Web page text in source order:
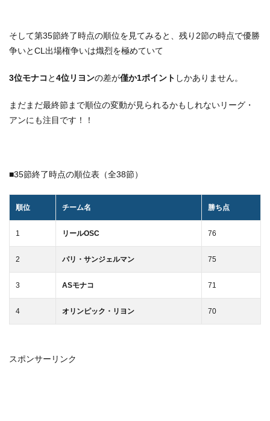
そして第35節終了時点の順位を見てみると、残り2節の時点で優勝
争いとCL出場権争いは熾烈を極めていて
3位モナコ と4位リヨンの差が僅か1ポイント しかありません。
まだまだ最終節まで順位の変動が見られるかもしれないリーグ・
アンにも注目です！！
■35節終了時点の順位表（全38節）
順位 チーム名 勝ち点
1 リールOSC 76
2 パリ・サンジェルマン 75
3 ASモナコ 71
4 オリンピック・リヨン 70
スポンサーリンク